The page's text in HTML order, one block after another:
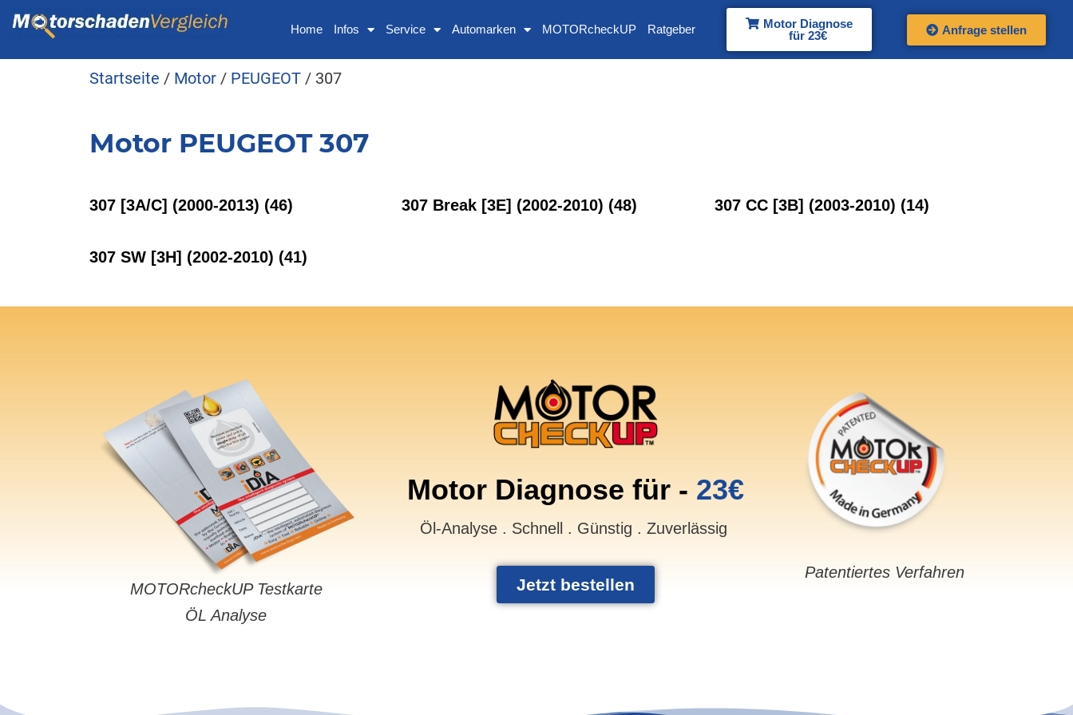
Home Infos Service Automarken MOTORcheckUP Ratgeber
Motor Diagnose
für 23€
Anfrage stellen
Startseite / Motor / PEUGEOT / 307
Motor PEUGEOT 307
307 [3A/C] (2000-2013) (46) 307 Break [3E] (2002-2010) (48) 307 CC [3B] (2003-2010) (14)
307 SW [3H] (2002-2010) (41)
MOTORcheckUP Testkarte
ÖL Analyse
Motor Diagnose für - 23€
Öl-Analyse . Schnell . Günstig . Zuverlässig
Jetzt bestellen
Patentiertes Verfahren